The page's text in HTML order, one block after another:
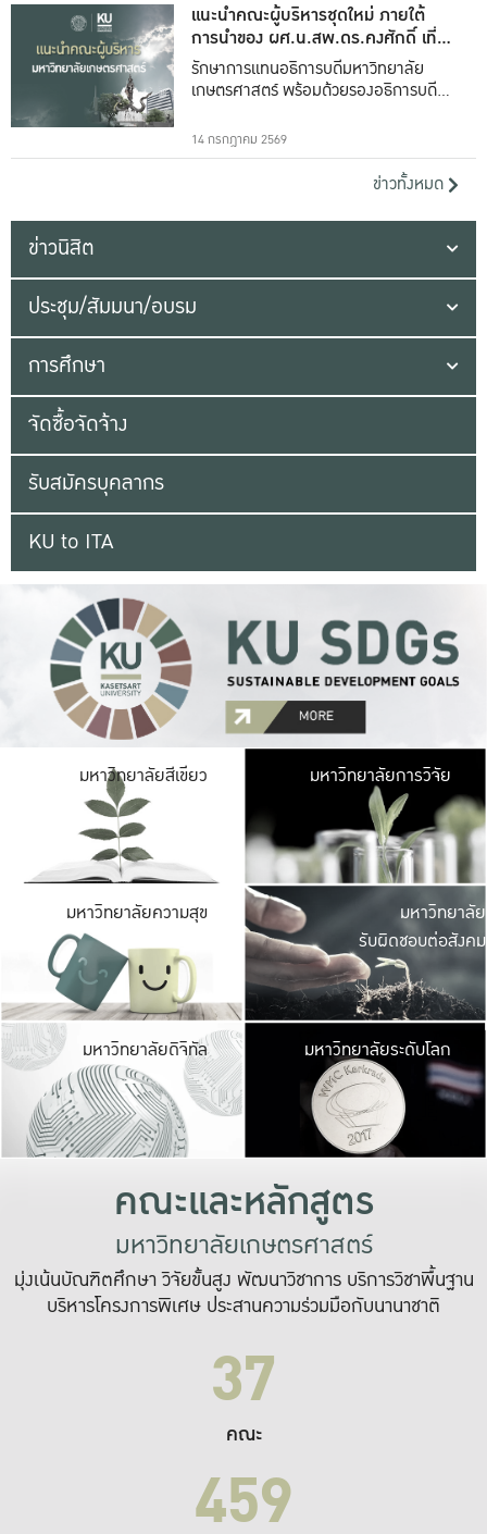
แนะนำคณะผู้บริหารชุดใหม่ ภายใต้
การนำของ ผศ.น.สพ.ดร.คงศักดิ์ เที่ยง
ธรรม
รักษาการแทนอธิการบดีมหาวิทยาลัย
เกษตรศาสตร์ พร้อมด้วยรองอธิการบดีทั้ง
14 กรกฎาคม 2569
ข่าวทั้งหมด
ข่าวนิสิต
ประชุม/สัมมนา/อบรม
การศึกษา
จัดซื้อจัดจ้าง
รับสมัครบุคลากร
KU to ITA
มหาวิทยาลัยสีเขียว มหาวิ
มีพื้นที่เขียวสดใส
เป็นป่าในเมือง เกษต
มหาวิทยาลัยการวิจัย
มหาวิทยาลัยความสุข มหาวิ
ค
เปิดประ
และพบเรื่องราวใ
มหาวิทยาลัย
รับผิดชอบต่อสังคม
มหาวิทยาลัยดิจิทัล มหาวิ
เปลี่ยนแปลง แล
เพื่อทำง
ระบบสารสนเทศ
มหาวิทยาลัยระดับโลก
คณะและหลักสูตร
มหาวิทยาลัยเกษตรศาสตร์
มุ่งเน้นบัณฑิตศึกษา วิจัยขั้นสูง พัฒนาวิชาการ บริการวิชาพื้นฐาน
บริหารโครงการพิเศษ ประสานความร่วมมือกับนานาชาติ
37
คณะ
459